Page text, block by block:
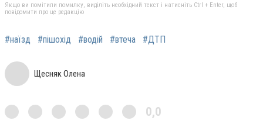
Якщо ви помітили помилку, виділіть необхідний текст і натисніть Ctrl + Enter, щоб
повідомити про це редакцію
#наїзд #пішохід #водій #втеча #ДТП
Щесняк Олена
0,0